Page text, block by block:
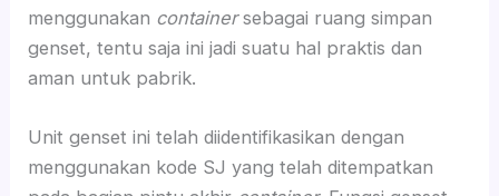
menggunakan containersebagai ruang simpan
genset, tentu saja ini jadi suatu hal praktis dan
aman untuk pabrik.
Unit genset ini telah diidentifikasikan dengan
menggunakan kode SJ yang telah ditempatkan